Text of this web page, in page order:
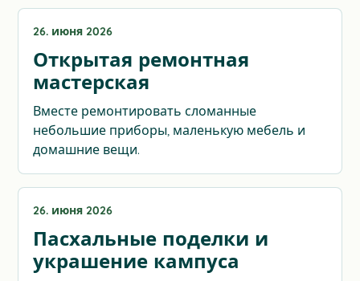
26. июня 2026
Открытая ремонтная
мастерская
Вместе ремонтировать сломанные
небольшие приборы, маленькую мебель и
домашние вещи.
26. июня 2026
Пасхальные поделки и
украшение кампуса